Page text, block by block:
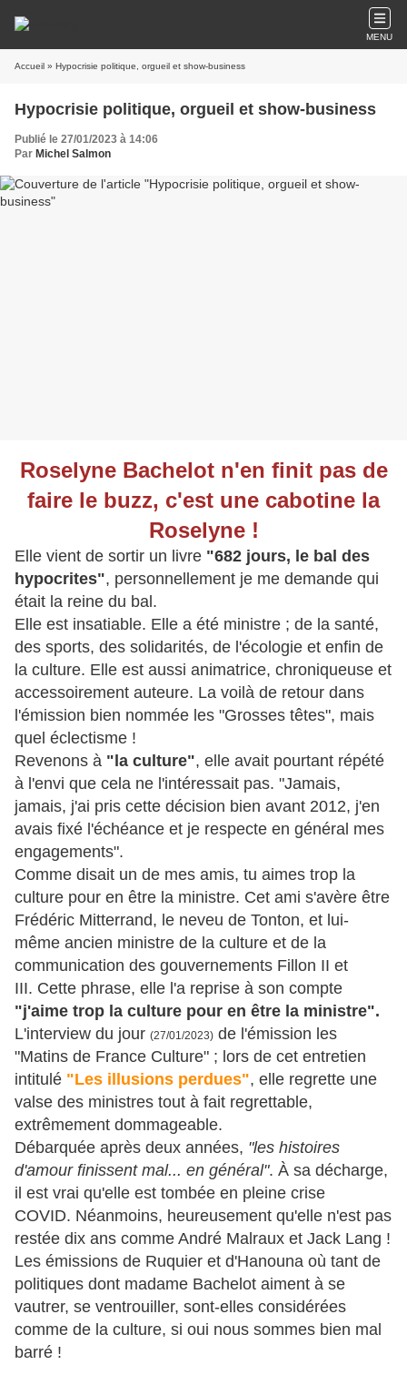
MENU
Accueil » Hypocrisie politique, orgueil et show-business
Hypocrisie politique, orgueil et show-business
Publié le 27/01/2023 à 14:06
Par Michel Salmon
Roselyne Bachelot n'en finit pas de
faire le buzz, c'est une cabotine la
Roselyne !
Elle vient de sortir un livre "682 jours, le bal des
hypocrites", personnellement je me demande qui
était la reine du bal.
Elle est insatiable. Elle a été ministre ; de la santé,
des sports, des solidarités, de l'écologie et enfin de
la culture. Elle est aussi animatrice, chroniqueuse et
accessoirement auteure. La voilà de retour dans
l'émission bien nommée les "Grosses têtes", mais
quel éclectisme !
Revenons à "la culture", elle avait pourtant répété
à l'envi que cela ne l'intéressait pas. "Jamais,
jamais, j'ai pris cette décision bien avant 2012, j'en
avais fixé l'échéance et je respecte en général mes
engagements".
Comme disait un de mes amis, tu aimes trop la
culture pour en être la ministre. Cet ami s'avère être
Frédéric Mitterrand, le neveu de Tonton, et lui-
même ancien ministre de la culture et de la
communication des gouvernements Fillon II et
III. Cette phrase, elle l'a reprise à son compte
"j'aime trop la culture pour en être la ministre".
L'interview du jour (27/01/2023) de l'émission les
"Matins de France Culture" ; lors de cet entretien
intitulé "Les illusions perdues", elle regrette une
valse des ministres tout à fait regrettable,
extrêmement dommageable.
Débarquée après deux années, "les histoires
d'amour finissent mal... en général". À sa décharge,
il est vrai qu'elle est tombée en pleine crise
COVID. Néanmoins, heureusement qu'elle n'est pas
restée dix ans comme André Malraux et Jack Lang !
Les émissions de Ruquier et d'Hanouna où tant de
politiques dont madame Bachelot aiment à se
vautrer, se ventrouiller, sont-elles considérées
comme de la culture, si oui nous sommes bien mal
barré !